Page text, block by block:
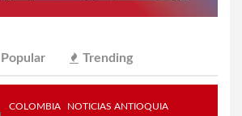
Popular Trending
COLOMBIA NOTICIAS ANTIOQUIA